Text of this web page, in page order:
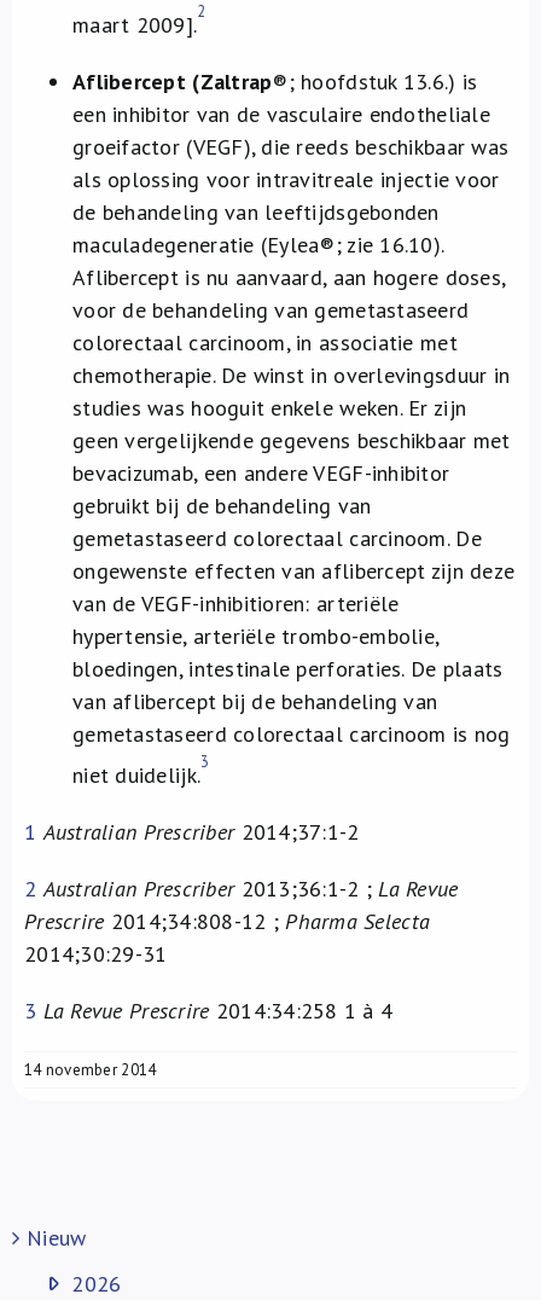
maart 2009].2
Aflibercept (Zaltrap®; hoofdstuk 13.6.) is
een inhibitor van de vasculaire endotheliale
groeifactor (VEGF), die reeds beschikbaar was
als oplossing voor intravitreale injectie voor
de behandeling van leeftijdsgebonden
maculadegeneratie (Eylea®; zie 16.10).
Aflibercept is nu aanvaard, aan hogere doses,
voor de behandeling van gemetastaseerd
colorectaal carcinoom, in associatie met
chemotherapie. De winst in overlevingsduur in
studies was hooguit enkele weken. Er zijn
geen vergelijkende gegevens beschikbaar met
bevacizumab, een andere VEGF-inhibitor
gebruikt bij de behandeling van
gemetastaseerd colorectaal carcinoom. De
ongewenste effecten van aflibercept zijn deze
van de VEGF-inhibitioren: arteriële
hypertensie, arteriële trombo-embolie,
bloedingen, intestinale perforaties. De plaats
van aflibercept bij de behandeling van
gemetastaseerd colorectaal carcinoom is nog
niet duidelijk.3
1 Australian Prescriber2014;37:1-2
2 Australian Prescriber2013;36:1-2 ;La Revue
Prescrire2014;34:808-12 ;Pharma Selecta
2014;30:29-31
3 La Revue Prescrire2014:34:258 1 à 4
14 november 2014
Nieuw
2026